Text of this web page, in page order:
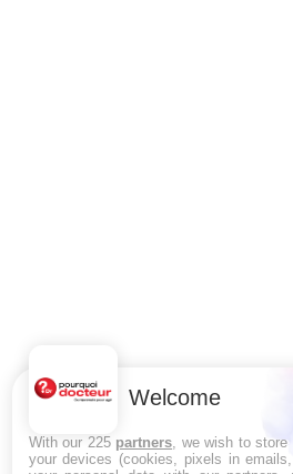
Welcome
With our 225 partners , we wish to
your devices (cookies, pixels in